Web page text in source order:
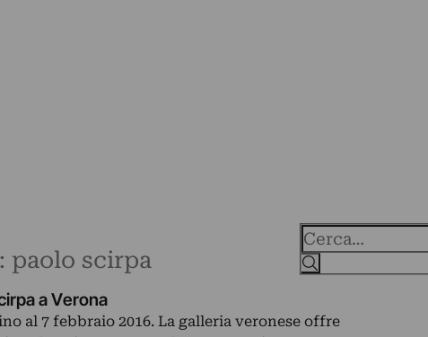
paolo scirpa
a Verona
al 7 febbraio 2016. La galleria veronese offre